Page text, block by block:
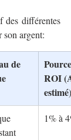
des différentes
argent:
de
ROI
estimé)
1% à 4%